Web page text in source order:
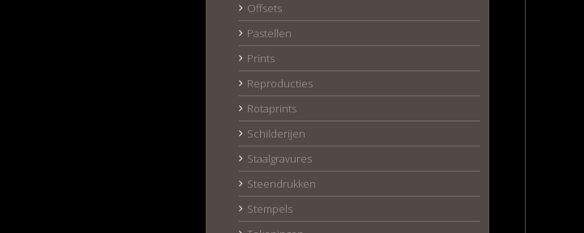
Offsets
Pastellen
Prints
Reproducties
Rotaprints
Schilderijen
Staalgravures
Steendrukken
Stempels